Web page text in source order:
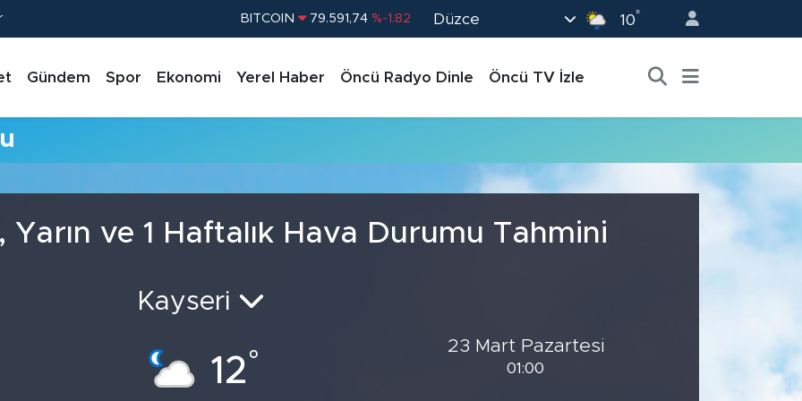
BITCOIN 79.591,74 %-1.82
EURO 53,38690 %0.19
STERLİN 61,60380 %0.18
Düzce 10°
Gündem Spor Ekonomi Yerel Haber Öncü Radyo Dinle Öncü TV İzle
Yarın ve 1 Haftalık Hava Durumu Tahmini
Kayseri
12°
23 Mart Pazartesi
01:00